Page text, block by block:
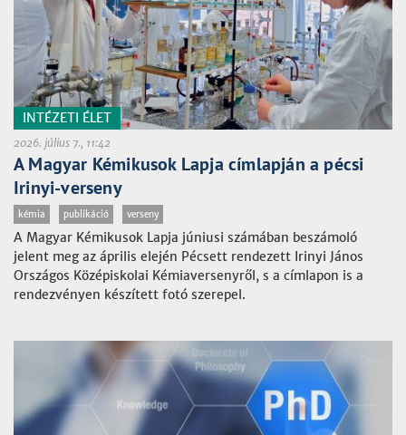
INTÉZETI ÉLET
2026. július 7., 11:42
A Magyar Kémikusok Lapja címlapján a pécsi
Irinyi-verseny
kémia publikáció verseny
A Magyar Kémikusok Lapja júniusi számában beszámoló
jelent meg az április elején Pécsett rendezett Irinyi János
Országos Középiskolai Kémiaversenyről, s a címlapon is a
rendezvényen készített fotó szerepel.